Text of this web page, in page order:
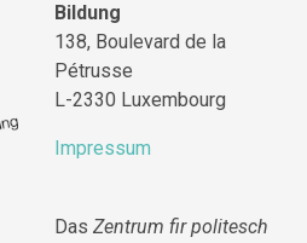
Bildung
138, Boulevard de la
Pétrusse
L-2330 Luxembourg
Impressum
Das Zentrum fir politesch